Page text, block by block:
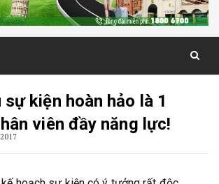
kiện hoàn hảo là 1
viên đầy năng lực!